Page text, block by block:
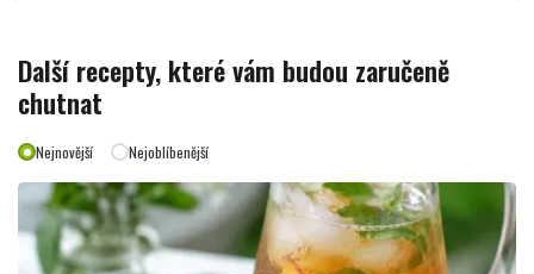
Další recepty, které vám budou zaručeně
chutnat
Nejnovější Nejoblíbenější